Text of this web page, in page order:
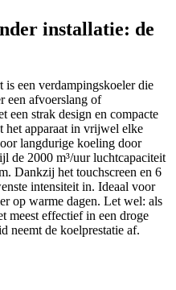
installatie: de
een verdampingskoeler die
een afvoerslang of
een strak design en compacte
het apparaat in vrijwel elke
langdurige koeling door
de 2000 m³/uur luchtcapaciteit
Dankzij het touchscreen en 6
intensiteit in. Ideaal voor
op warme dagen. Let wel: als
meest effectief in een droge
neemt de koelprestatie af.